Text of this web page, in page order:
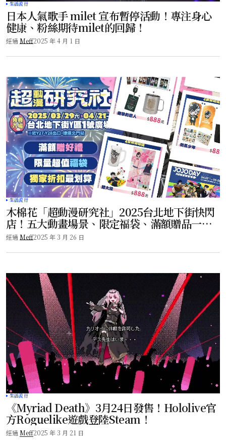
生活流行
日本人氣歌手 milet 宣布暫停活動！專注身心
健康、粉絲期待milet的回歸！
經過 Meff2025 年 4 月 1 日
生活流行
木棉花「超動漫研究社」2025台北地下街快閃
店！五大動畫場景、限定福袋、滿額贈品一次
看！
經過 Meff2025 年 3 月 26 日
生活流行
《Myriad Death》3月24日發售！Hololive官
方Roguelike遊戲登陸Steam！
經過 Meff2025 年 3 月 21 日